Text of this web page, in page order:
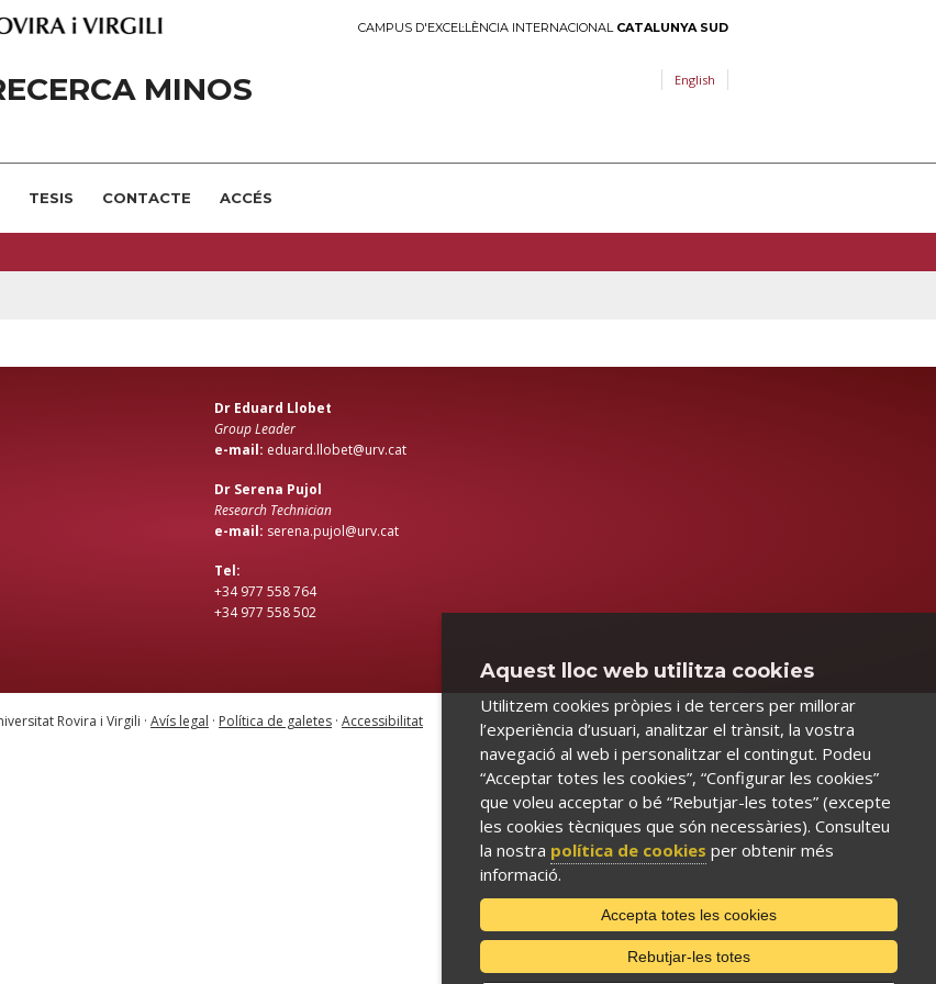
CAMPUS D'EXCEL·LÈNCIA INTERNACIONAL CATALUNYA SUD
MINOS English
TESIS CONTACTE ACCÉS
Dr Eduard Llobet
Group Leader
e-mail: eduard.llobet@urv.cat
Dr Serena Pujol
Research Technician
e-mail: serena.pujol@urv.cat
Tel:
+34 977 558 764
+34 977 558 502
Rovira i Virgili · Avís legal · Política de galetes · Accessibilitat
Aquest lloc web utilitza cookies
Utilitzem cookies pròpies i de tercers per millorar
l’experiència d’usuari, analitzar el trànsit, la vostra
navegació al web i personalitzar el contingut. Podeu
“Acceptar totes les cookies”, “Configurar les cookies”
que voleu acceptar o bé “Rebutjar-les totes” (excepte
les cookies tècniques que són necessàries). Consulteu
la nostra política de cookies per obtenir més
informació.
Accepta totes les cookies
Rebutjar-les totes